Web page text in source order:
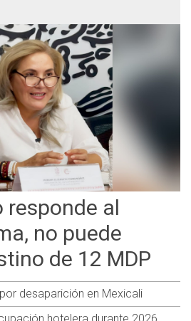
responde al
no puede
de 12 MDP
desaparición en Mexicali